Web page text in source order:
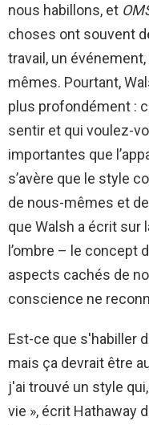
nous habillons, et
choses ont souvent
travail, un
mêmes. Pourtant,
plus profondément :
sentir et qui voulez-
importantes que
s’avère que le style
de nous-mêmes et
que Walsh a écrit sur
l’ombre – le concept
aspects cachés de
conscience ne
Est-ce que s'habiller
mais ça devrait être
j'ai trouvé un style
vie », écrit Hathaway